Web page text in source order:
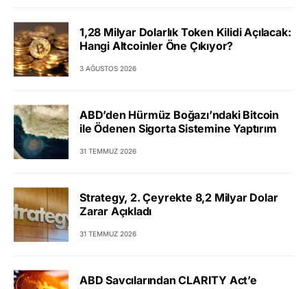
1,28 Milyar Dolarlık Token Kilidi Açılacak:
Hangi Altcoinler Öne Çıkıyor?
3 AĞUSTOS 2026
ABD’den Hürmüz Boğazı’ndaki Bitcoin
ile Ödenen Sigorta Sistemine Yaptırım
31 TEMMUZ 2026
Strategy, 2. Çeyrekte 8,2 Milyar Dolar
Zarar Açıkladı
31 TEMMUZ 2026
ABD Savcılarından CLARITY Act’e